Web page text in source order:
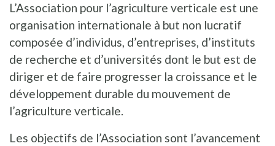
L’Association pour l’agriculture verticale est une
organisation internationale à but non lucratif
composée d’individus, d’entreprises, d’instituts
de recherche et d’universités dont le but est de
diriger et de faire progresser la croissance et le
développement durable du mouvement de
l’agriculture verticale.
Les objectifs de l’Association sont l’avancement